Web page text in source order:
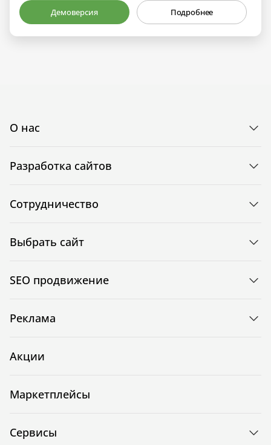
Демоверсия Подробнее
О нас
Разработка сайтов
Сотрудничество
Выбрать сайт
SEO продвижение
Реклама
Акции
Маркетплейсы
Сервисы